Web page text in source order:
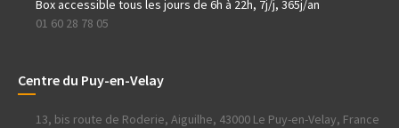
Box accessible tous les jours de 6h à 22h, 7j/j, 365j/an
01 60 28 78 05
Centre du Puy-en-Velay
13, bis route de Roderie, Aiguilhe, 43000 Le Puy-en-Velay, France